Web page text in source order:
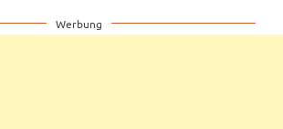
Werbung